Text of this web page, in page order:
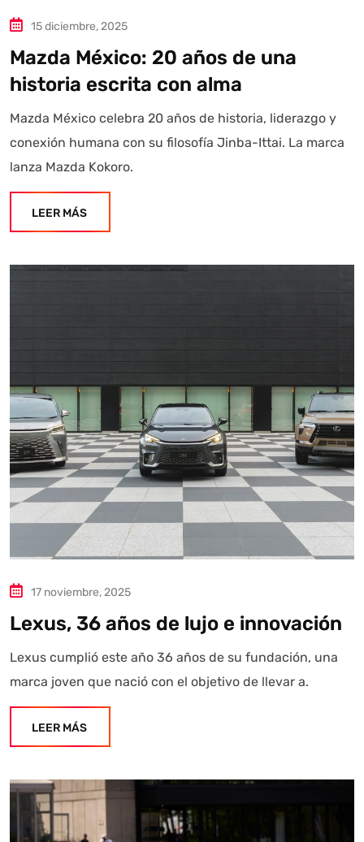
15 diciembre, 2025
Mazda México: 20 años de una
historia escrita con alma
Mazda México celebra 20 años de historia, liderazgo y
conexión humana con su filosofía Jinba-Ittai. La marca
lanza Mazda Kokoro.
LEER MÁS
17 noviembre, 2025
Lexus, 36 años de lujo e innovación
Lexus cumplió este año 36 años de su fundación, una
marca joven que nació con el objetivo de llevar a.
LEER MÁS